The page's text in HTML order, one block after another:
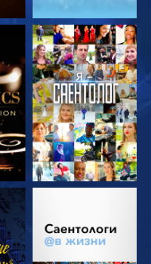
СМОТРЕТЬ
СМОТРЕТЬ